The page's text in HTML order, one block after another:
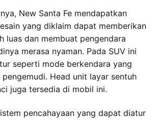
New Santa Fe mendapatkan
yang diklaim dapat memberikan
luas dan membuat pengendara
merasa nyaman. Pada SUV ini
seperti mode berkendara yang
Head unit layar sentuh
juga tersedia di mobil ini.
pencahayaan yang dapat diatur